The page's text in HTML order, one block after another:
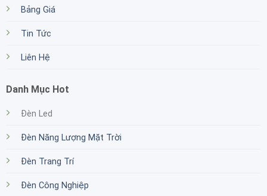
Bảng Giá
Tin Tức
Liên Hệ
Danh Mục Hot
Đèn Led
Đèn Năng Lượng Mặt Trời
Đèn Trang Trí
Đèn Công Nghiệp